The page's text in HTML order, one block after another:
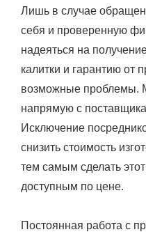
Лишь в случае
себя и проверенную
надеяться на
калитки и гарантию от
возможные проблемы.
напрямую с
Исключение
снизить стоимость
тем самым сделать
доступным по цене.
Постоянная работа с